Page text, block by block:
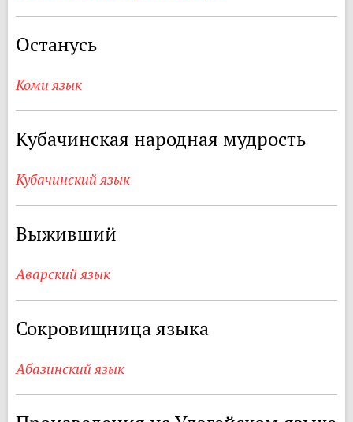
Останусь
Коми язык
Кубачинская народная мудрость
Кубачинский язык
Выживший
Аварский язык
Сокровищница языка
Абазинский язык